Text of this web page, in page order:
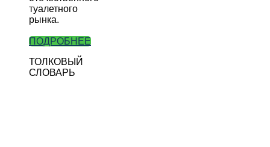
туалетного
рынка.
ПОДРОБНЕЕ
ТОЛКОВЫЙ
СЛОВАРЬ